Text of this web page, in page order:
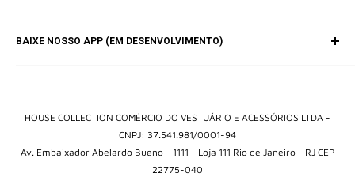
Catálogo
Termos e Condições
BAIXE NOSSO APP (EM DESENVOLVIMENTO)
HOUSE COLLECTION COMÉRCIO DO VESTUÁRIO E ACESSÓRIOS LTDA -
CNPJ: 37.541.981/0001-94
Av. Embaixador Abelardo Bueno - 1111 - Loja 111 Rio de Janeiro - RJ CEP
22775-040